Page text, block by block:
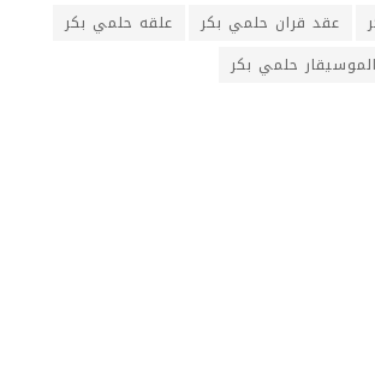
عقد قران حلمي بكر
علقه حلمي بكر
حلمي بكر